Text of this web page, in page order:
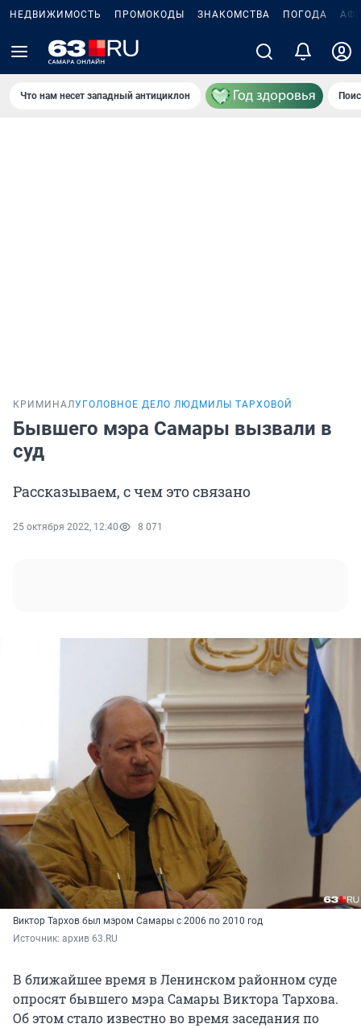
НЕДВИЖИМОСТЬ ПРОМОКОДЫ ЗНАКОМСТВА ПОГОДА
Что нам несет западный антициклон
КРИМИНАЛУГОЛОВНОЕ ДЕЛО ЛЮДМИЛЫ ТАРХОВОЙ
Бывшего мэра Самары вызвали в
суд
Рассказываем, с чем это связано
25 октября 2022, 12:40 8 071
Виктор Тархов был мэром Самары с 2006 по 2010 год
Источник: архив 63.RU
В ближайшее время в Ленинском районном суде
опросят бывшего мэра Самары Виктора Тархова.
Об этом стало известно во время заседания по